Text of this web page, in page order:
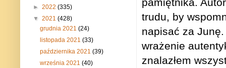
trudu, by
napisać za
wrażenie
znalazłem
► 2022 (335)
▼ 2021 (428)
grudnia 2021(24)
listopada 2021(33)
października 2021(39)
września 2021(40)